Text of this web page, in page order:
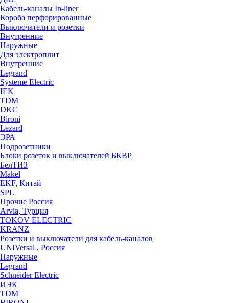
Кабель-каналы In-liner
Короба перфорированные
Выключатели и розетки
Внутренние
Наружные
Для электроплит
Внутренние
Legrand
Systeme Electric
IEK
TDM
DKC
Bironi
Lezard
ЭРА
Подрозетники
Блоки розеток и выключателей БКВР
БелТИЗ
Makel
EKF, Китай
SPL
Прочие Россия
Arvia, Турция
TOKOV ELECTRIC
KRANZ
Розетки и выключатели для кабель-каналов
UNIVersal , Россия
Наружные
Legrand
Schneider Electric
ИЭК
TDM